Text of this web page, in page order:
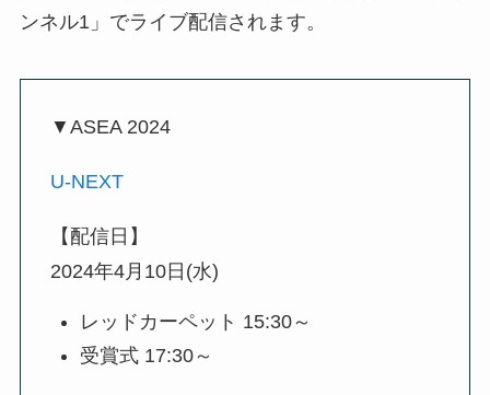
ンネル1」でライブ配信されます。
▼ASEA 2024
U-NEXT
【配信日】
2024年4月10日(水)
レッドカーペット 15:30～
受賞式 17:30～